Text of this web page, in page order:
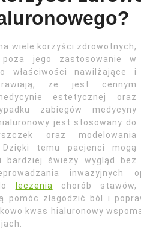
wiele korzyści zdrowotnych,
jego zastosowanie w
właściwości nawilżające i
że jest cennym
estetycznej oraz
zabiegów medycyny
jest stosowany do
oraz modelowania
temu pacjenci mogą
bardziej świeży wygląd bez
leczenia
chorób
pomóc złagodzić ból i
kwas hialuronowy